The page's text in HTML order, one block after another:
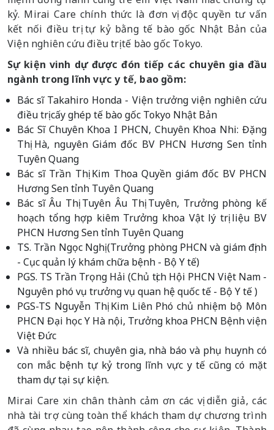
kỷ. Mirai Care chính thức là đơn vị độc quyền tư vấn
kết nối điều trị tự kỷ bằng tế bào gốc Nhật Bản của
Viện nghiên cứu điều trị tế bào gốc Tokyo.
Sự kiện vinh dự được đón tiếp các chuyên gia đầu
ngành trong lĩnh vực y tế, bao gồm:
Bác sĩ Takahiro Honda - Viện trưởng viện nghiên cứu
điều trị cấy ghép tế bào gốc Tokyo Nhật Bản
Bác Sĩ Chuyên Khoa I PHCN, Chuyên Khoa Nhi: Đặng
Thị Hà, nguyên Giám đốc BV PHCN Hương Sen tỉnh
Tuyên Quang
Bác sĩ Trần Thị Kim Thoa Quyền giám đốc BV PHCN
Hương Sen tỉnh Tuyên Quang
Bác sĩ Âu Thị Tuyên Âu Thị Tuyên, Trưởng phòng kế
hoạch tổng hợp kiêm Trưởng khoa Vật lý trị liệu BV
PHCN Hương Sen tỉnh Tuyên Quang
TS. Trần Ngọc Nghị (Trưởng phòng PHCN và giám định
- Cục quản lý khám chữa bệnh - Bộ Y tế)
PGS. TS Trần Trọng Hải (Chủ tịch Hội PHCN Việt Nam -
Nguyên phó vụ trưởng vụ quan hệ quốc tế - Bộ Y tế )
PGS-TS Nguyễn Thị Kim Liên Phó chủ nhiệm bộ Môn
PHCN Đại học Y Hà nội, Trưởng khoa PHCN Bệnh viện
Việt Đức
Và nhiều bác sĩ, chuyên gia, nhà báo và phụ huynh có
con mắc bệnh tự kỷ trong lĩnh vực y tế cũng có mặt
tham dự tại sự kiện.
Mirai Care xin chân thành cảm ơn các vị diễn giả, các
nhà tài trợ cùng toàn thể khách tham dự chương trình